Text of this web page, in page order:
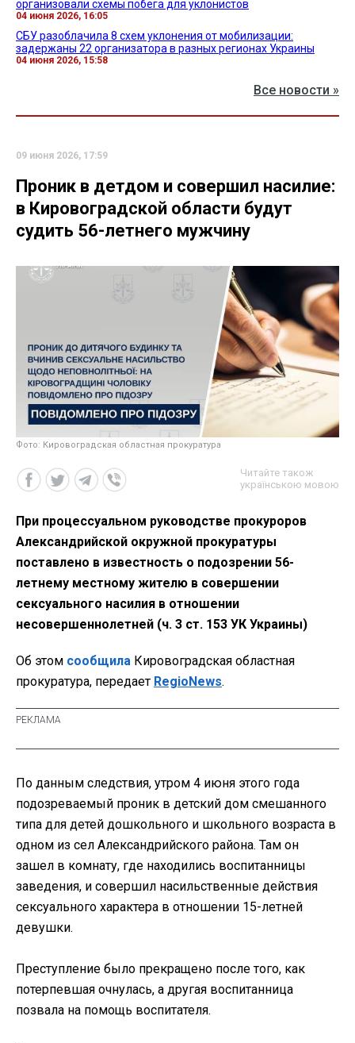
организовали схемы побега для уклонистов
04 июня 2026, 16:05
СБУ разоблачила 8 схем уклонения от мобилизации:
задержаны 22 организатора в разных регионах Украины
04 июня 2026, 15:58
Все новости »
09 июня 2026, 17:59
Проник в детдом и совершил насилие:
в Кировоградской области будут
судить 56-летнего мужчину
Фото: Кировоградская областная прокуратура
Читайте також
українською мовою
При процессуальном руководстве прокуроров
Александрийской окружной прокуратуры
поставлено в известность о подозрении 56-
летнему местному жителю в совершении
сексуального насилия в отношении
несовершеннолетней (ч. 3 ст. 153 УК Украины)
Об этом сообщила Кировоградская областная
прокуратура, передает RegioNews.
По данным следствия, утром 4 июня этого года
подозреваемый проник в детский дом смешанного
типа для детей дошкольного и школьного возраста в
одном из сел Александрийского района. Там он
зашел в комнату, где находились воспитанницы
заведения, и совершил насильственные действия
сексуального характера в отношении 15-летней
девушки.
Преступление было прекращено после того, как
потерпевшая очнулась, а другая воспитанница
позвала на помощь воспитателя.